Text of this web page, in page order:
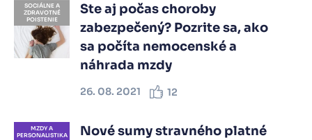
SOCIÁLNE A
ZDRAVOTNÉ
POISTENIE
Ste aj počas choroby
zabezpečený? Pozrite sa, ako
sa počíta nemocenské a
náhrada mzdy
26. 08. 2021 12
MZDY A
PERSONALISTIKA
Nové sumy stravného platné